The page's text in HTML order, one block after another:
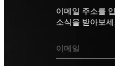
이메일 주소를
소식을 받아보